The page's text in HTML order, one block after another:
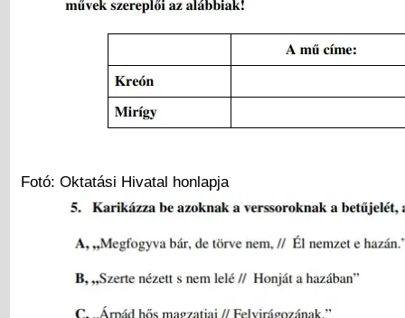
Fotó: Oktatási Hivatal honlapja